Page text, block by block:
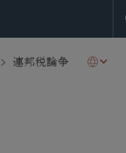
連邦税論争